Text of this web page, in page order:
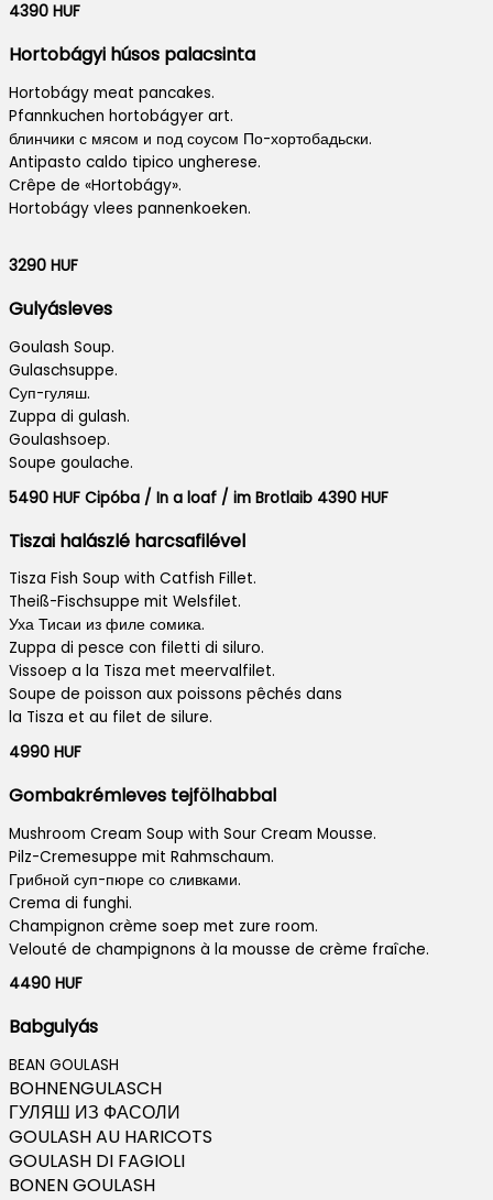
4390 HUF
Hortobágyi húsos palacsinta
Hortobágy meat pancakes.
Pfannkuchen hortobágyer art.
блинчики с мясом и под соусом По-хортобадьски.
Antipasto caldo tipico ungherese.
Crêpe de «Hortobágy».
Hortobágy vlees pannenkoeken.
3290 HUF
Gulyásleves
Goulash Soup.
Gulaschsuppe.
Суп-гуляш.
Zuppa di gulash.
Goulashsoep.
Soupe goulache.
5490 HUF Cipóba / In a loaf / im Brotlaib 4390 HUF
Tiszai halászlé harcsafilével
Tisza Fish Soup with Catfish Fillet.
Theiß-Fischsuppe mit Welsfilet.
Уха Тисаи из филе сомика.
Zuppa di pesce con filetti di siluro.
Vissoep a la Tisza met meervalfilet.
Soupe de poisson aux poissons pêchés dans
la Tisza et au filet de silure.
4990 HUF
Gombakrémleves tejfölhabbal
Mushroom Cream Soup with Sour Cream Mousse.
Pilz-Cremesuppe mit Rahmschaum.
Грибной суп-пюре со сливками.
Crema di funghi.
Champignon crème soep met zure room.
Velouté de champignons à la mousse de crème fraîche.
4490 HUF
Babgulyás
BEAN GOULASH
BOHNENGULASCH
ГУЛЯШ ИЗ ФАСОЛИ
GOULASH AU HARICOTS
GOULASH DI FAGIOLI
BONEN GOULASH